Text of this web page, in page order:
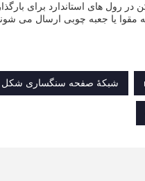
رول های استاندارد برای
یا جعبه چوبی ارسال می
شبکۀ صفحه سنگساری شکل مربع,1.2 میلی متر شبكه پرده سنگساری,پوشش های قلاب گالوانیزه